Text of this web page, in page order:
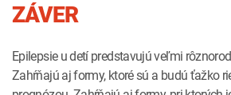
ZÁVER
Epilepsie u detí predstavujú veľmi
Zahŕňajú aj formy, ktoré sú a budú ťažko